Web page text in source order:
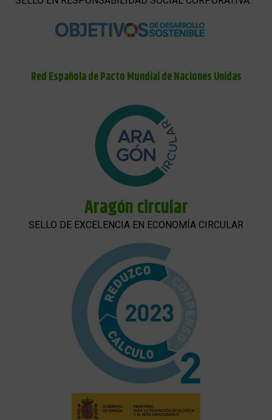
Red Española de Pacto Mundial de Naciones Unidas
Aragón circular
SELLO DE EXCELENCIA EN ECONOMÍA CIRCULAR